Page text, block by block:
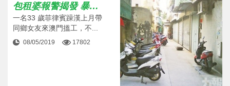
包租婆報警揭發 暴躁菲漢被捕
一名33 歲菲律賓躁漢上月帶
同鄉女友來澳門搵工，不...
08/05/2019 17802